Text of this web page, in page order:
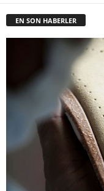
EN SON HABERLER